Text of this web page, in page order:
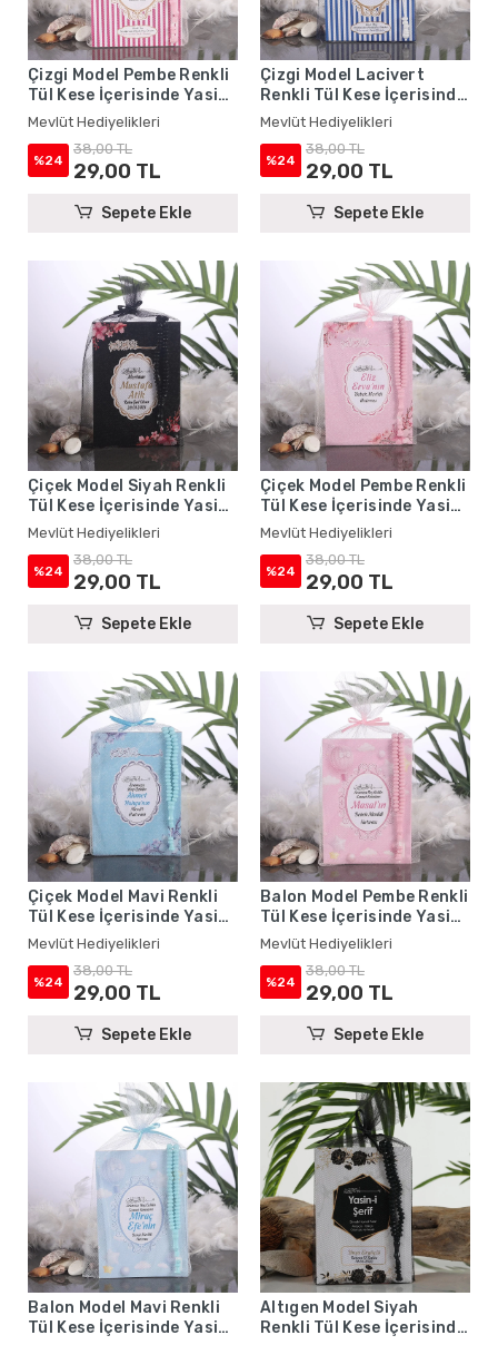
Çizgi Model Pembe Renkli
Tül Kese İçerisinde Yasin
Kitabı ve Tesbih - Mevlüt
Hediyelikleri
Mevlüt Hediyelikleri
%24
38,00 TL
29,00 TL
Sepete Ekle
Çizgi Model Lacivert
Renkli Tül Kese İçerisinde
Yasin Kitabı ve Tesbih -
Mevlüt Hediyelikleri
Mevlüt Hediyelikleri
%24
38,00 TL
29,00 TL
Sepete Ekle
Çiçek Model Siyah Renkli
Tül Kese İçerisinde Yasin
Kitabı ve Tesbih - Mevlüt
Hediyelikleri
Mevlüt Hediyelikleri
%24
38,00 TL
29,00 TL
Sepete Ekle
Çiçek Model Pembe Renkli
Tül Kese İçerisinde Yasin
Kitabı ve Tesbih - Mevlüt
Hediyelikleri
Mevlüt Hediyelikleri
%24
38,00 TL
29,00 TL
Sepete Ekle
Çiçek Model Mavi Renkli
Tül Kese İçerisinde Yasin
Kitabı ve Tesbih - Mevlüt
Hediyelikleri
Mevlüt Hediyelikleri
%24
38,00 TL
29,00 TL
Sepete Ekle
Balon Model Pembe Renkli
Tül Kese İçerisinde Yasin
Kitabı ve Tesbih - Mevlüt
Hediyelikleri
Mevlüt Hediyelikleri
%24
38,00 TL
29,00 TL
Sepete Ekle
Balon Model Mavi Renkli
Tül Kese İçerisinde Yasin
Altıgen Model Siyah
Renkli Tül Kese İçerisinde